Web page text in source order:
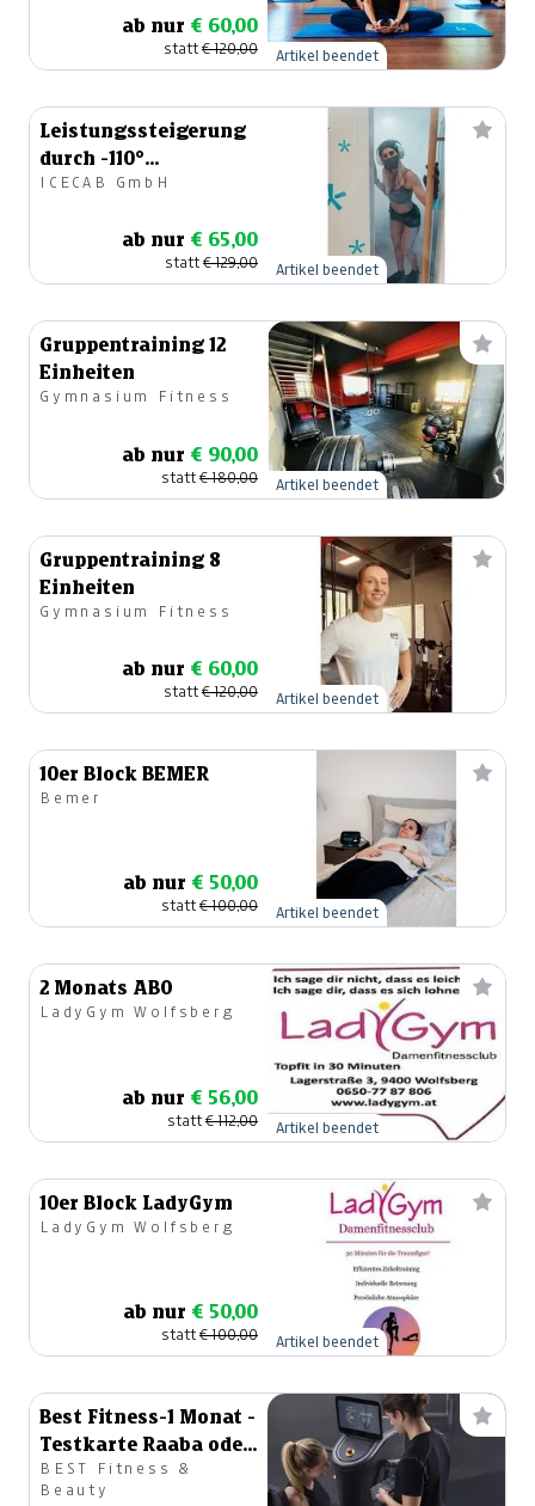
ab nur € 60,00
statt€ 120,00 Artikel beendet
Leistungssteigerung
durch -110°
Kältekammer &
ICECAB GmbH
ab nur € 65,00
statt€ 129,00 Artikel beendet
Gruppentraining 12
Einheiten
Gymnasium Fitness
ab nur € 90,00
statt€ 180,00 Artikel beendet
Gruppentraining 8
Einheiten
Gymnasium Fitness
ab nur € 60,00
statt€ 120,00 Artikel beendet
10er Block BEMER
Bemer
ab nur € 50,00
statt€ 100,00 Artikel beendet
2 Monats ABO
LadyGym Wolfsberg
ab nur € 56,00
statt€ 112,00 Artikel beendet
10er Block LadyGym
LadyGym Wolfsberg
ab nur € 50,00
statt€ 100,00 Artikel beendet
Best Fitness-1 Monat -
Testkarte Raaba oder
Graz
BEST Fitness &
Beauty